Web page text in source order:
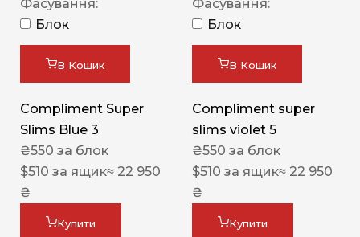
Фасування:
Блок
В Кошик
Compliment Super
Slims Blue 3
₴550 за блок
$510 за ящик≈ 22 950
₴
Купити
Фасування:
Блок
В Кошик
Compliment super
slims violet 5
₴550 за блок
$510 за ящик≈ 22 950
₴
Купити